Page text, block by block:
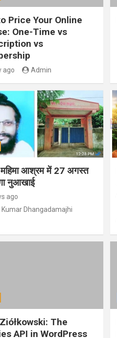
Price Your Online
One-Time vs
vs
ago Admin
महिमा आश्रम में 27 अगस्त
नुआखाई
ago
Kumar Dhangadamajhi
The
API in WordPress